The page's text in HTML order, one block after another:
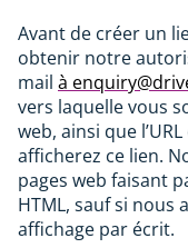
Avant de créer un
obtenir notre
mail à
vers laquelle vous
web, ainsi que
afficherez ce lien.
pages web faisant
HTML, sauf si nous
affichage par écrit.